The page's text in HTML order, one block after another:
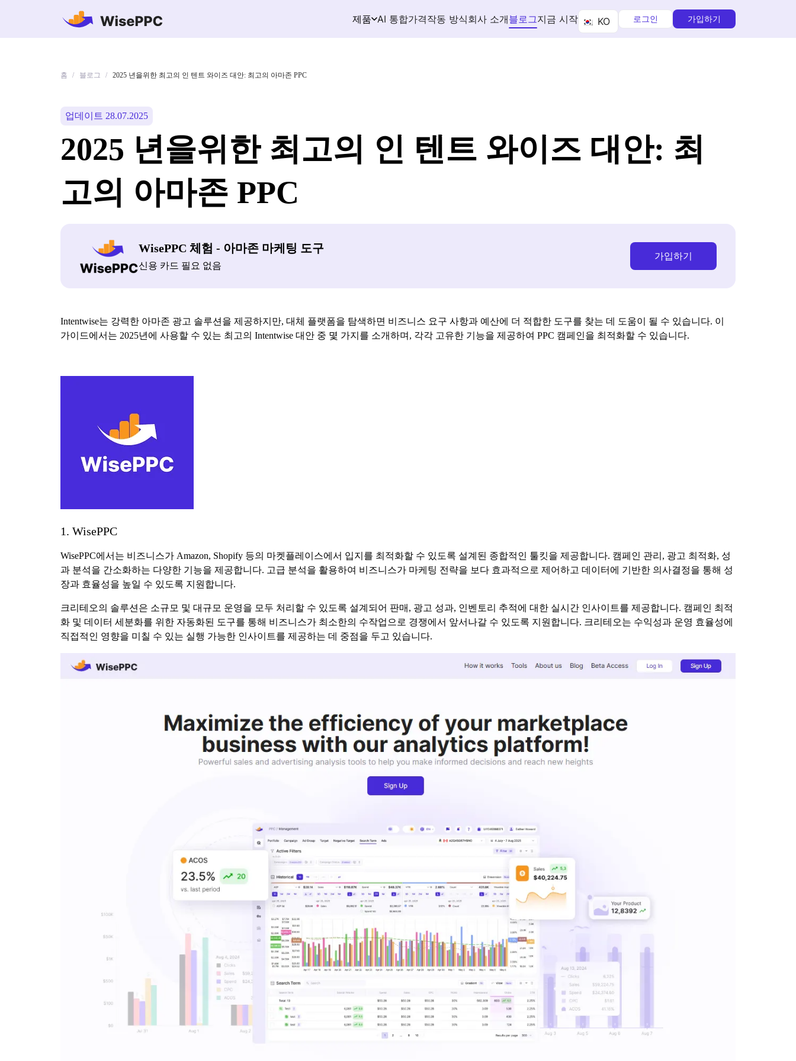
제품 AI 통합가격작동 방식회사 소개블로그지금 시작 KO 로그인 가입하기
홈 / 블로그 / 2025 년을위한 최고의 인 텐트 와이즈 대안: 최고의 아마존 PPC
업데이트 28.07.2025
2025 년을위한 최고의 인 텐트 와이즈 대안: 최
고의 아마존 PPC
WisePPC 체험 - 아마존 마케팅 도구
신용 카드 필요 없음
가입하기
Intentwise는 강력한 아마존 광고 솔루션을 제공하지만, 대체 플랫폼을 탐색하면 비즈니스 요구 사항과 예산에 더 적합한 도구를 찾는 데 도움이 될 수 있습니다. 이
가이드에서는 2025년에 사용할 수 있는 최고의 Intentwise 대안 중 몇 가지를 소개하며, 각각 고유한 기능을 제공하여 PPC 캠페인을 최적화할 수 있습니다.
1. WisePPC
WisePPC에서는 비즈니스가 Amazon, Shopify 등의 마켓플레이스에서 입지를 최적화할 수 있도록 설계된 종합적인 툴킷을 제공합니다. 캠페인 관리, 광고 최적화, 성
과 분석을 간소화하는 다양한 기능을 제공합니다. 고급 분석을 활용하여 비즈니스가 마케팅 전략을 보다 효과적으로 제어하고 데이터에 기반한 의사결정을 통해 성
장과 효율성을 높일 수 있도록 지원합니다.
크리테오의 솔루션은 소규모 및 대규모 운영을 모두 처리할 수 있도록 설계되어 판매, 광고 성과, 인벤토리 추적에 대한 실시간 인사이트를 제공합니다. 캠페인 최적
화 및 데이터 세분화를 위한 자동화된 도구를 통해 비즈니스가 최소한의 수작업으로 경쟁에서 앞서나갈 수 있도록 지원합니다. 크리테오는 수익성과 운영 효율성에
직접적인 영향을 미칠 수 있는 실행 가능한 인사이트를 제공하는 데 중점을 두고 있습니다.